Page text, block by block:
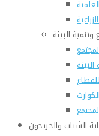
البيئة
الشباب والخريجون